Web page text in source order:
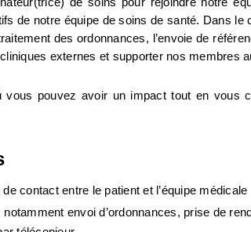
de notre équipe de soins de santé. Dans
des ordonnances, l’envoie de
externes et supporter nos membres
pouvez avoir un impact tout en vous
contact entre le patient et l’équipe médicale
envoi d’ordonnances, prise de